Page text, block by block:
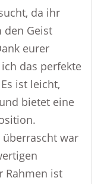
da ihr
den Geist
eurer
das perfekte
ist leicht,
bietet eine
war
Rahmen ist